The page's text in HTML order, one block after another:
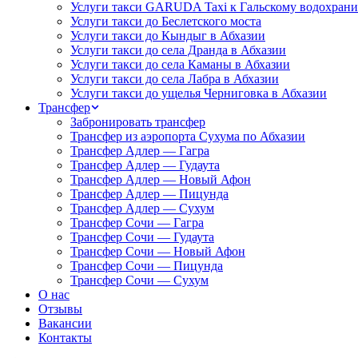
Услуги такси GARUDA Taxi к Гальскому
Услуги такси до Беслетского моста
Услуги такси до Кындыг в Абхазии
Услуги такси до села Дранда в Абхазии
Услуги такси до села Каманы в Абхазии
Услуги такси до села Лабра в Абхазии
Услуги такси до ущелья Черниговка в Абхазии
Трансфер
Забронировать трансфер
Трансфер из аэропорта Сухума по Абхазии
Трансфер Адлер — Гагра
Трансфер Адлер — Гудаута
Трансфер Адлер — Новый Афон
Трансфер Адлер — Пицунда
Трансфер Адлер — Сухум
Трансфер Сочи — Гагра
Трансфер Сочи — Гудаута
Трансфер Сочи — Новый Афон
Трансфер Сочи — Пицунда
Трансфер Сочи — Сухум
О нас
Отзывы
Вакансии
Контакты